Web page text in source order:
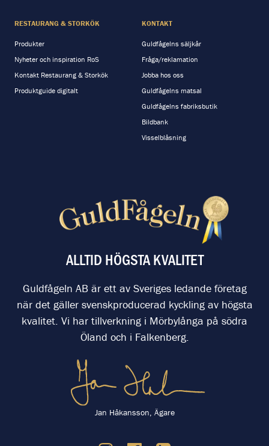
RESTAURANG & STORKÖK
Produkter
Nyheter och inspiration RoS
Kontakt Restaurang & Storkök
Produktguide digitalt
KONTAKT
Guldfågelns säljkår
Fråga/reklamation
Jobba hos oss
Guldfågelns matsal
Guldfågelns fabriksbutik
Bildbank
Visselblåsning
ALLTID HÖGSTA KVALITET
Guldfågeln AB är ett av Sveriges ledande företag
när det gäller svenskproducerad kyckling av högsta
kvalitet. Vi har tillverkning i Mörbylånga på södra
Öland och i Falkenberg.
Jan Håkansson, Ägare